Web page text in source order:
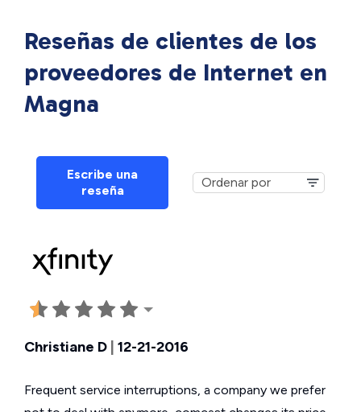
Reseñas de clientes de los
proveedores de Internet en
Magna
Escribe una
reseña
Christiane D 12-21-2016
Frequent service interruptions, a company we prefer